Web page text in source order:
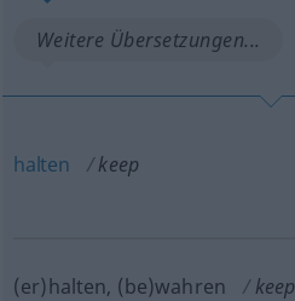
Weitere Übersetzungen...
halten keep
(er)halten, (be)wahren keep